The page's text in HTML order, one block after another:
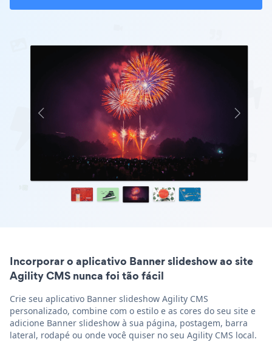
Incorporar o aplicativo Banner slideshow ao site
Agility CMS nunca foi tão fácil
Crie seu aplicativo Banner slideshow Agility CMS
personalizado, combine com o estilo e as cores do seu site e
adicione Banner slideshow à sua página, postagem, barra
lateral, rodapé ou onde você quiser no seu Agility CMS local.